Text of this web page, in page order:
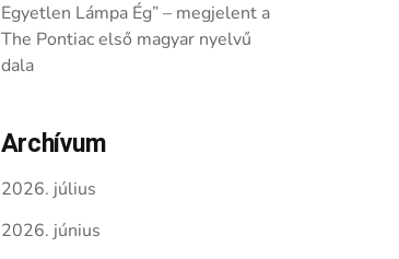
Egyetlen Lámpa Ég” – megjelent a
The Pontiac első magyar nyelvű
dala
Archívum
2026. július
2026. június